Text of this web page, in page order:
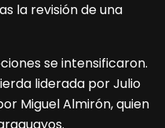
la revisión de una
se intensificaron.
liderada por Julio
Miguel Almirón, quien